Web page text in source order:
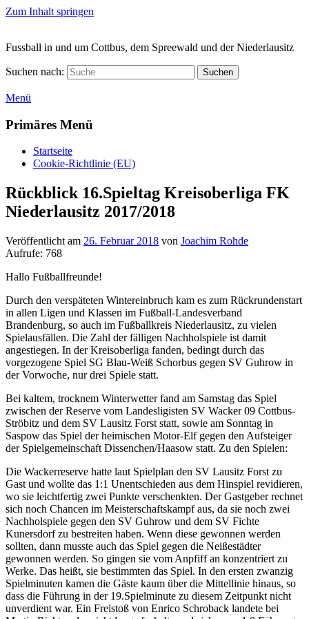
Zum Inhalt springen
Fussball in und um Cottbus, dem Spreewald und der Niederlausitz
Suchen nach: Suchen
Menü
Primäres Menü
Startseite
Cookie-Richtlinie (EU)
Rückblick 16.Spieltag Kreisoberliga FK
Niederlausitz 2017/2018
Veröffentlicht am 26. Februar 2018 von Joachim Rohde
Aufrufe: 768
Hallo Fußballfreunde!
Durch den verspäteten Wintereinbruch kam es zum Rückrundenstart
in allen Ligen und Klassen im Fußball-Landesverband
Brandenburg, so auch im Fußballkreis Niederlausitz, zu vielen
Spielausfällen. Die Zahl der fälligen Nachholspiele ist damit
angestiegen. In der Kreisoberliga fanden, bedingt durch das
vorgezogene Spiel SG Blau-Weiß Schorbus gegen SV Guhrow in
der Vorwoche, nur drei Spiele statt.
Bei kaltem, trocknem Winterwetter fand am Samstag das Spiel
zwischen der Reserve vom Landesligisten SV Wacker 09 Cottbus-
Ströbitz und dem SV Lausitz Forst statt, sowie am Sonntag in
Saspow das Spiel der heimischen Motor-Elf gegen den Aufsteiger
der Spielgemeinschaft Dissenchen/Haasow statt. Zu den Spielen:
Die Wackerreserve hatte laut Spielplan den SV Lausitz Forst zu
Gast und wollte das 1:1 Unentschieden aus dem Hinspiel revidieren,
wo sie leichtfertig zwei Punkte verschenkten. Der Gastgeber rechnet
sich noch Chancen im Meisterschaftskampf aus, da sie noch zwei
Nachholspiele gegen den SV Guhrow und dem SV Fichte
Kunersdorf zu bestreiten haben. Wenn diese gewonnen werden
sollten, dann musste auch das Spiel gegen die Neißestädter
gewonnen werden. So gingen sie vom Anpfiff an konzentriert zu
Werke. Das heißt, sie bestimmten das Spiel. In den ersten zwanzig
Spielminuten kamen die Gäste kaum über die Mittellinie hinaus, so
dass die Führung in der 19.Spielminute zu diesem Zeitpunkt nicht
unverdient war. Ein Freistoß von Enrico Schroback landete bei